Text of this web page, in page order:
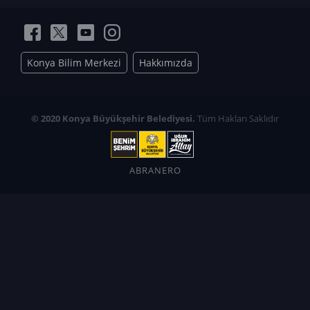
Konya Bilim Merkezi Hakkımızda
© 2020 Konya Büyükşehir Belediyesi. Tüm Hakları Saklıdır
ABRANERO